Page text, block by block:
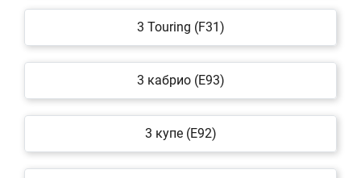
3 Touring (F31)
3 кабрио (E93)
3 купе (E92)